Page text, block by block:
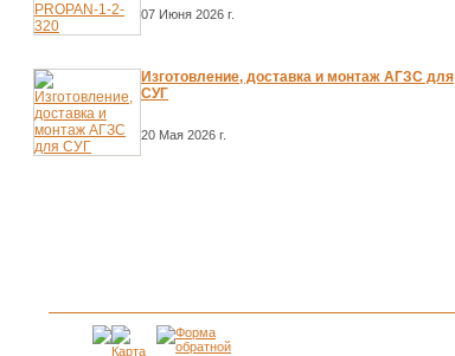
07 Июня 2026 г.
Изготовление, доставка и монтаж АГЗС для
СУГ
20 Мая 2026 г.